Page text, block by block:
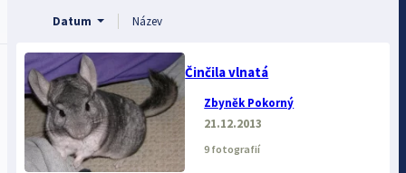
Datum Název
Činčila vlnatá
Zbyněk Pokorný
21.12.2013
9 fotografií